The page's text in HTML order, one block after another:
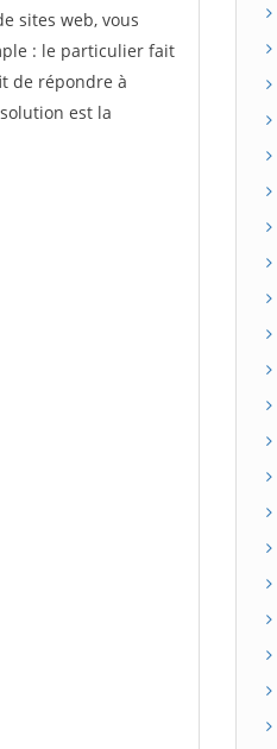
sites web, vous
: le particulier fait
de répondre à
est la